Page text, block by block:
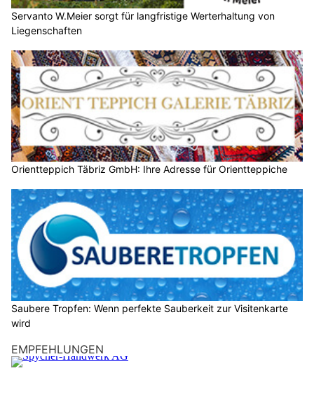
Servanto W.Meier sorgt für langfristige Werterhaltung von
Liegenschaften
Orientteppich Täbriz GmbH: Ihre Adresse für Orientteppiche
Saubere Tropfen: Wenn perfekte Sauberkeit zur Visitenkarte
wird
EMPFEHLUNGEN